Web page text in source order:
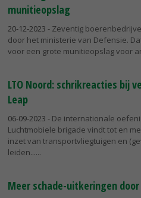
munitieopslag
20-12-2023 - Zeventig
door het ministerie van Defensie.
voor een grote munitieopslag voor
LTO Noord: schrikreacties bij
Leap
06-09-2023 - De internationale
Luchtmobiele brigade vindt tot en
inzet van transportvliegtuigen en
leiden...
Meer schade-uitkeringen